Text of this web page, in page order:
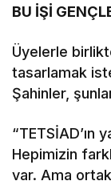
BU İŞİ
Üyelerle
tasarlamak
Şahinler,
“TETSİAD’ın
Hepimizin
var. Ama